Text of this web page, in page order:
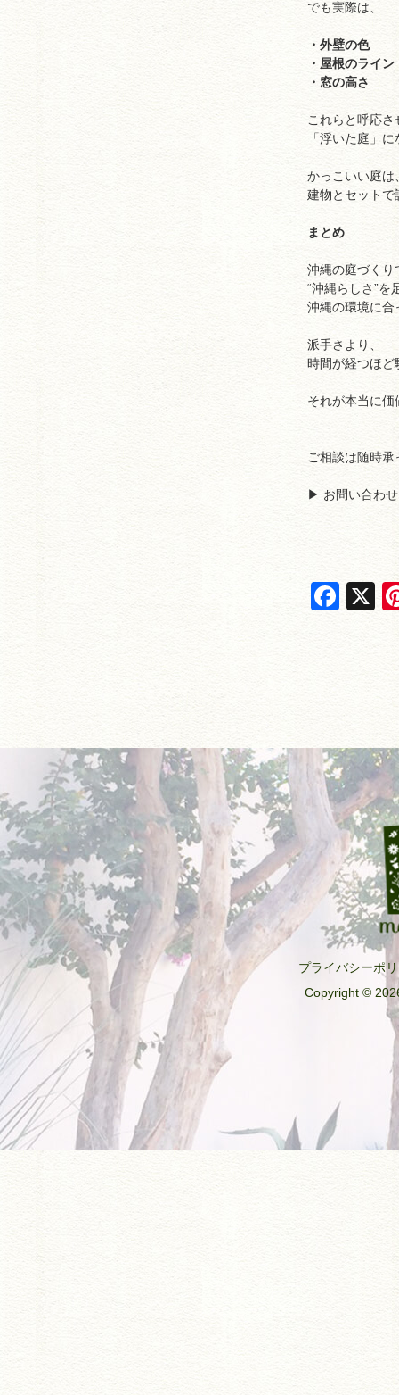
でも実際は、
・外壁の色
・屋根のライン
・窓の高さ
これらと呼応さ
「浮いた庭」
かっこいい庭は
建物とセットで
まとめ
沖縄の庭づくり
“沖縄らしさ”を
沖縄の環境に合
派手さより、
時間が経つほど
それが本当に
ご相談は随時
▶︎ お問い合わ
F
o
k
X
プライバシーポ
Copyright ©